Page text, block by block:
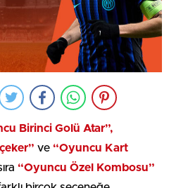
Birinci Golü Atar”,
ve “Oyuncu Kart
“Oyuncu Özel Kombosu”